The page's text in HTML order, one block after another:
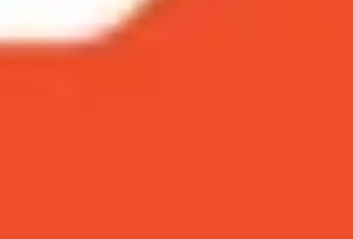
sao để có được những shot hình tuyệt mỹ. Dưới
XS Max
XS và iPhone XS Max